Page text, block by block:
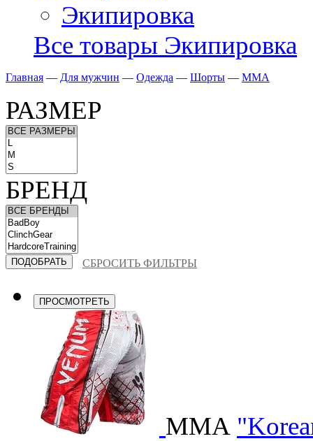
Экипировка
Все товары Экипировка
Главная — Для мужчин — Одежда — Шорты — ММА
РАЗМЕР
БРЕНД
СБРОСИТЬ ФИЛЬТРЫ
ПРОСМОТРЕТЬ
ММА